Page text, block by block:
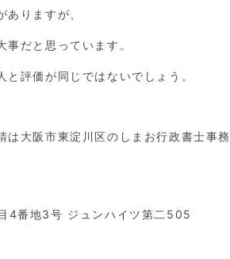
ありますが、
だと思っています。
評価が同じではないでしょう。
大阪市東淀川区のしまお行政書士事務
4番地3号 ジュンハイツ第二505